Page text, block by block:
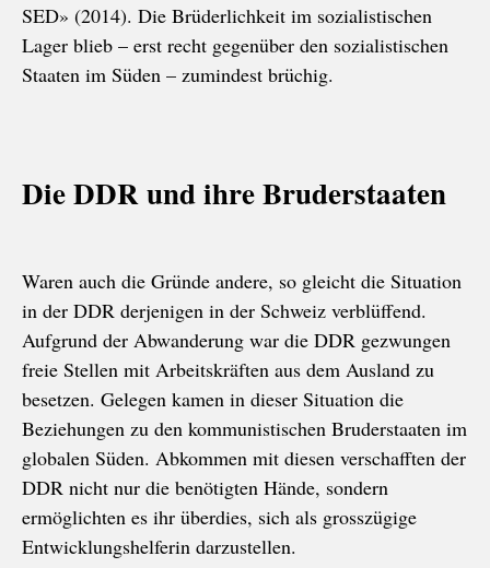
SED» (2014). Die Brüderlichkeit im sozialistischen
Lager blieb – erst recht gegenüber den sozialistischen
Staaten im Süden – zumindest brüchig.
Die DDR und ihre Bruderstaaten
Waren auch die Gründe andere, so gleicht die Situation
in der DDR derjenigen in der Schweiz verblüffend.
Aufgrund der Abwanderung war die DDR gezwungen
freie Stellen mit Arbeitskräften aus dem Ausland zu
besetzen. Gelegen kamen in dieser Situation die
Beziehungen zu den kommunistischen Bruderstaaten im
globalen Süden. Abkommen mit diesen verschafften der
DDR nicht nur die benötigten Hände, sondern
ermöglichten es ihr überdies, sich als grosszügige
Entwicklungshelferin darzustellen.